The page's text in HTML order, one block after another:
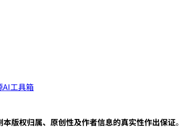
AI工具箱
本版权归属、原创性及作者信息的真实性作出保证